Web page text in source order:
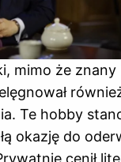
, mimo że znany
Te hobby
okazję do